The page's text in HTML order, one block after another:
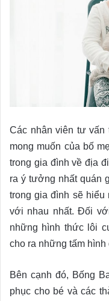
Các nhân viên tư vấn
mong muốn của bố
trong gia đình về địa
ra ý tưởng nhất quán
trong gia đình sẽ
với nhau nhất. Đối
những hình thức lôi
cho ra những tấm
Bên cạnh đó, Bống
phục cho bé và các